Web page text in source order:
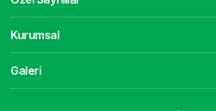
Kurumsal
Galeri